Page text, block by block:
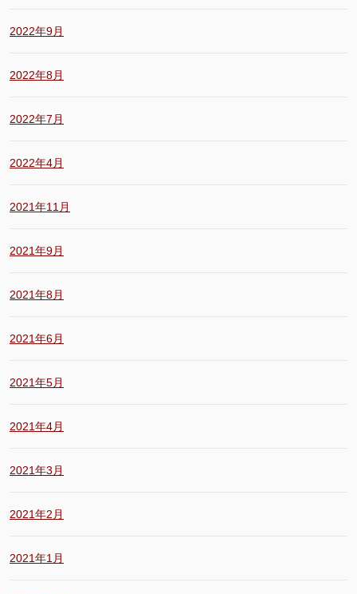
2022年9月
2022年8月
2022年7月
2022年4月
2021年11月
2021年9月
2021年8月
2021年6月
2021年5月
2021年4月
2021年3月
2021年2月
2021年1月